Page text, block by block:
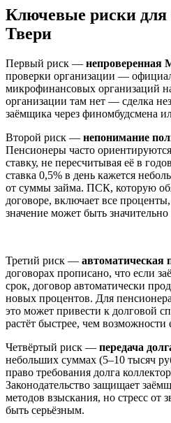
Ключевые риски для
Твери
Первый риск —
проверки организации —
микрофинансовых организаций
организации там нет — сделка
заёмщика через финомбудсмена
Второй риск — непонимание
Пенсионеры часто
ставку, не пересчитывая её в
ставка 0,5% в день кажется
от суммы займа. ПСК, которую
договоре, включает все
значение может быть
Третий риск — автоматическая
договорах прописано, что если
срок, договор автоматически
новых процентов. Для
это может привести к долговой
растёт быстрее, чем возможности
Четвёртый риск — передача
небольших суммах (5–10 тысяч
право требования долга
Законодательство защищает
методов взыскания, но стресс от
быть серьёзным.